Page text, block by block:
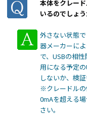
本体をクレー
いるのでしょう
外さない状態
器メーカーに
で、USBの相
用になる予定
しないか、検
※クレードルの
0mAを超える
さい。